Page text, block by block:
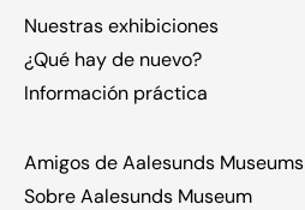
Nuestras exhibiciones
¿Qué hay de nuevo?
Información práctica
Amigos de Aalesunds Museums
Sobre Aalesunds Museum